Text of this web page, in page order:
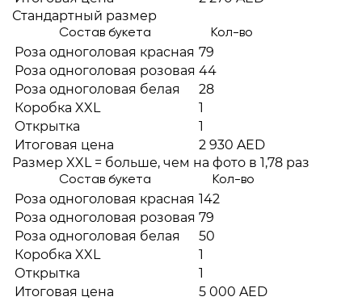
Стандартный размер
Состав букета Кол-во
Роза одноголовая красная 79
Роза одноголовая розовая 44
Роза одноголовая белая
28
Коробка XXL
1
Открытка
1
Итоговая цена
2 930 AED
Размер XXL = больше, чем на фото в 1,78 раз
Состав букета Кол-во
Роза одноголовая красная 142
Роза одноголовая розовая 79
Роза одноголовая белая
50
Коробка XXL
1
Открытка
1
Итоговая цена
5 000 AED